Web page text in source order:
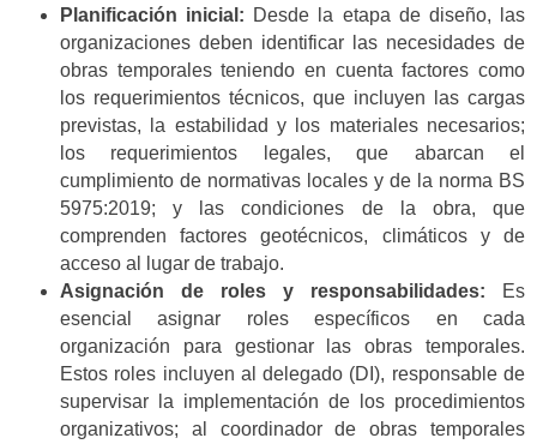
Planificación inicial: Desde la etapa de diseño, las
organizaciones deben identificar las necesidades de
obras temporales teniendo en cuenta factores como
los requerimientos técnicos, que incluyen las cargas
previstas, la estabilidad y los materiales necesarios;
los requerimientos legales, que abarcan el
cumplimiento de normativas locales y de la norma BS
5975:2019; y las condiciones de la obra, que
comprenden factores geotécnicos, climáticos y de
acceso al lugar de trabajo.
Asignación de roles y responsabilidades:
Es
esencial asignar roles específicos en cada
organización para gestionar las obras temporales.
Estos roles incluyen al delegado (DI), responsable de
supervisar la implementación de los procedimientos
organizativos; al coordinador de obras temporales